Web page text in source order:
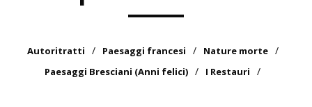
Autoritratti Paesaggi francesi
Nature morte
Paesaggi Bresciani (Anni felici)
I Restauri